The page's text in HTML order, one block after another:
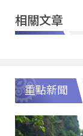
相關文章
重點新聞